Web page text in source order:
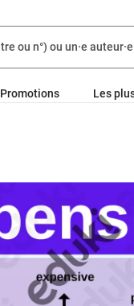
Promotions Les